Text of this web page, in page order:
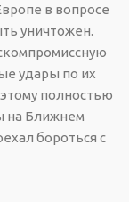
в вопросе
уничтожен.
удары по их
полностью
на Ближнем
бороться с